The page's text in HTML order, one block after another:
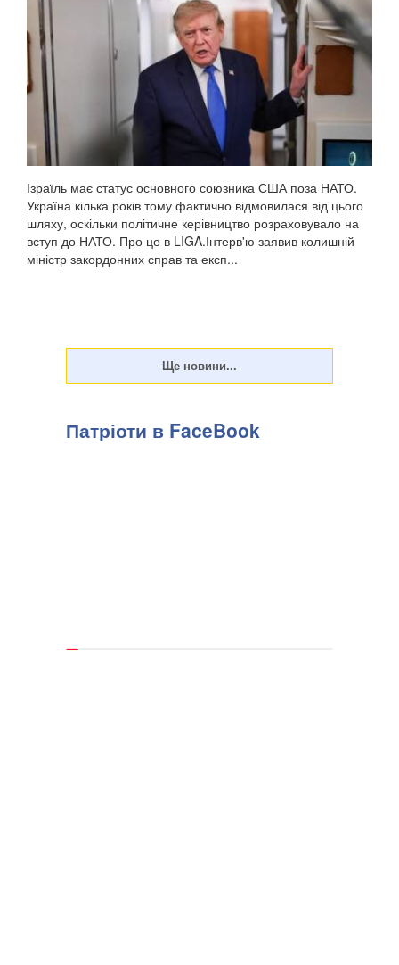
Ізраїль має статус основного союзника США поза НАТО.
Україна кілька років тому фактично відмовилася від цього
шляху, оскільки політичне керівництво розраховувало на
вступ до НАТО. Про це в LIGA.Інтерв'ю заявив колишній
міністр закордонних справ та експ...
Патріоти в FaceBook